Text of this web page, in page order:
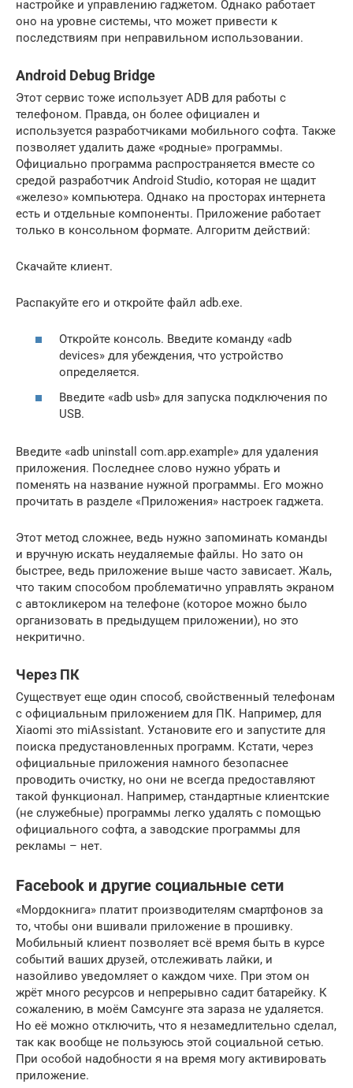
настройке и управлению гаджетом. Однако работает
оно на уровне системы, что может привести к
последствиям при неправильном использовании.
Android Debug Bridge
Этот сервис тоже использует ADB для работы с
телефоном. Правда, он более официален и
используется разработчиками мобильного софта. Также
позволяет удалить даже «родные» программы.
Официально программа распространяется вместе со
средой разработчик Android Studio, которая не щадит
«железо» компьютера. Однако на просторах интернета
есть и отдельные компоненты. Приложение работает
только в консольном формате. Алгоритм действий:
Скачайте клиент.
Распакуйте его и откройте файл adb.exe.
Откройте консоль. Введите команду «adb
devices» для убеждения, что устройство
определяется.
Введите «adb usb» для запуска подключения по
USB.
Введите «adb uninstall com.app.example» для удаления
приложения. Последнее слово нужно убрать и
поменять на название нужной программы. Его можно
прочитать в разделе «Приложения» настроек гаджета.
Этот метод сложнее, ведь нужно запоминать команды
и вручную искать неудаляемые файлы. Но зато он
быстрее, ведь приложение выше часто зависает. Жаль,
что таким способом проблематично управлять экраном
с автокликером на телефоне (которое можно было
организовать в предыдущем приложении), но это
некритично.
Через ПК
Существует еще один способ, свойственный телефонам
с официальным приложением для ПК. Например, для
Xiaomi это miAssistant. Установите его и запустите для
поиска предустановленных программ. Кстати, через
официальные приложения намного безопаснее
проводить очистку, но они не всегда предоставляют
такой функционал. Например, стандартные клиентские
(не служебные) программы легко удалять с помощью
официального софта, а заводские программы для
рекламы – нет.
Facebook и другие социальные сети
«Мордокнига» платит производителям смартфонов за
то, чтобы они вшивали приложение в прошивку.
Мобильный клиент позволяет всё время быть в курсе
событий ваших друзей, отслеживать лайки, и
назойливо уведомляет о каждом чихе. При этом он
жрёт много ресурсов и непрерывно садит батарейку. К
сожалению, в моём Самсунге эта зараза не удаляется.
Но её можно отключить, что я незамедлительно сделал,
так как вообще не пользуюсь этой социальной сетью.
При особой надобности я на время могу активировать
приложение.